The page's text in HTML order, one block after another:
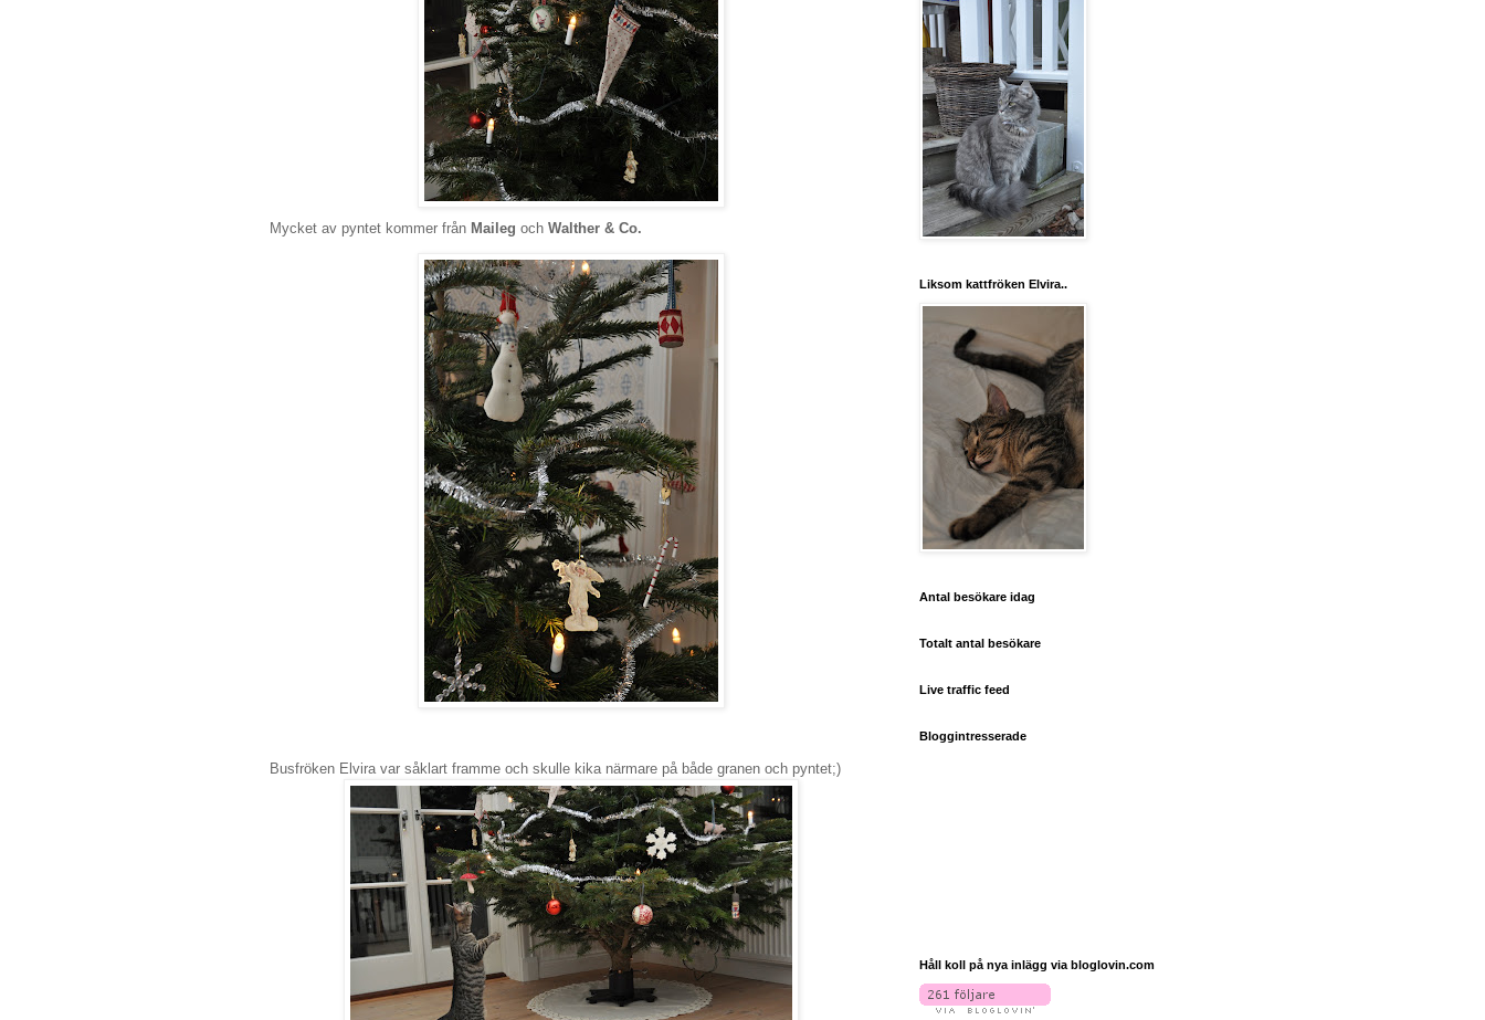
Mycket av pyntet kommer från Maileg och Walther & Co.
Busfröken Elvira var såklart framme och skulle kika närmare på både granen och pyntet;)
Liksom kattfröken Elvira..
Antal besökare idag
Totalt antal besökare
Live traffic feed
Bloggintresserade
Håll koll på nya inlägg via bloglovin.com